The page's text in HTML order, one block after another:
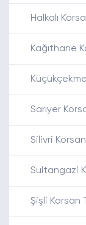
Halkalı
Kağıthane
Sarıyer
Silivri
Sultangazi
Şişli Korsan